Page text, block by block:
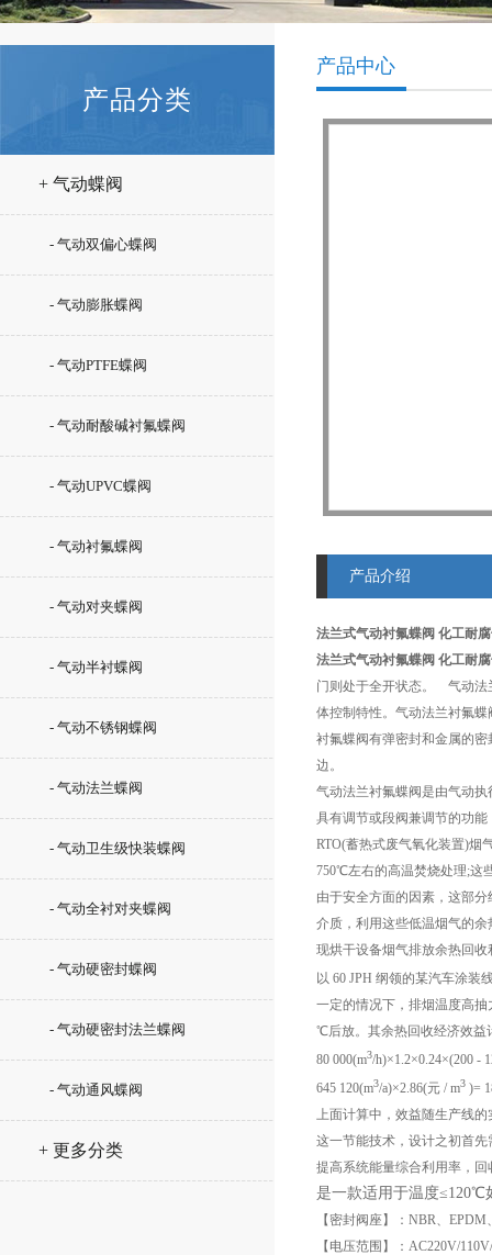
产品分类
+ 气动蝶阀
- 气动双偏心蝶阀
- 气动膨胀蝶阀
- 气动PTFE蝶阀
- 气动耐酸碱衬氟蝶阀
- 气动UPVC蝶阀
- 气动衬氟蝶阀
- 气动对夹蝶阀
- 气动半衬蝶阀
- 气动不锈钢蝶阀
- 气动法兰蝶阀
- 气动卫生级快装蝶阀
- 气动全衬对夹蝶阀
- 气动硬密封蝶阀
- 气动硬密封法兰蝶阀
- 气动通风蝶阀
+ 更多分类
产品中心
产品介绍
法兰式气动衬氟蝶阀 化工耐
法兰式气动衬氟蝶阀 化工耐
门则处于全开状态。 气动法
体控制特性。气动法兰衬氟
衬氟蝶阀有弹密封和金属的
边。
气动法兰衬氟蝶阀是由气动
具有调节或段阀兼调节的功
RTO(蓄热式废气氧化装置)烟
750℃左右的高温焚烧处理;这
由于安全方面的因素，这部
介质，利用这些低温烟气的
现烘干设备烟气排放余热回收
以 60 JPH 纲领的某汽车涂装
一定的情况下，排烟温度高
℃后放。其余热回收经济效益
80 000(m3/h)×1.2×0.24×(200 -
645 120(m3/a)×2.86(元 / m3 )=
上面计算中，效益随生产线
这一节能技术，设计之初首
提高系统能量综合利用率，回
是一款适用于温度≤120℃
【密封阀座】：NBR、EPDM
【电压范围】：AC220V/